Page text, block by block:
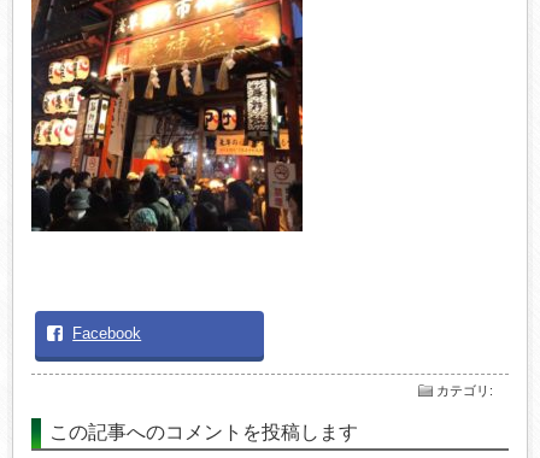
Facebook
カテゴリ :
この記事へのコメントを投稿します